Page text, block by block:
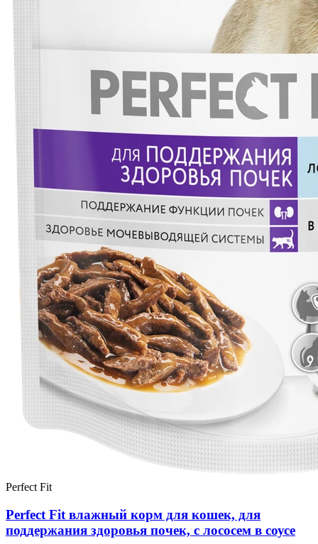
Perfect Fit
Perfect Fit влажный корм для кошек, для
поддержания здоровья почек, с лососем в соусе